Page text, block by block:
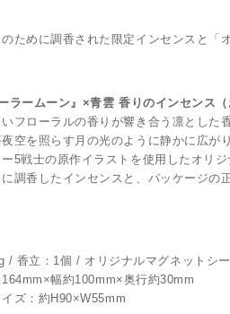
ために調香された限定インセンスと
ラームーン』×青雲 香りのインセンス
フローラルの香りが響き合う凛とした
空を照らす月の光のように静かに広が
5戦士の原作イラストを使用したオリ
調香したインセンスと、パッケージ
/ 香立：1個 / オリジナルマグネットシ
幅約100mm×奥行約30mm
ズ：約H90×W55mm